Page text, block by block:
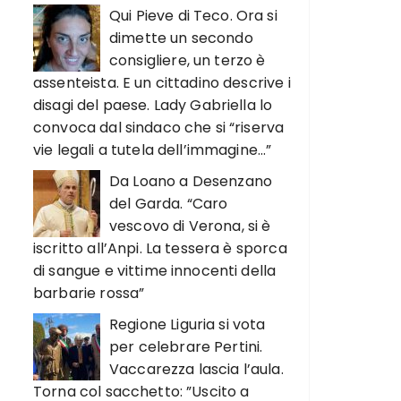
Qui Pieve di Teco. Ora si
dimette un secondo
consigliere, un terzo è
assenteista. E un cittadino descrive i
disagi del paese. Lady Gabriella lo
convoca dal sindaco che si “riserva
vie legali a tutela dell’immagine…”
Da Loano a Desenzano
del Garda. “Caro
vescovo di Verona, si è
iscritto all’Anpi. La tessera è sporca
di sangue e vittime innocenti della
barbarie rossa”
Regione Liguria si vota
per celebrare Pertini.
Vaccarezza lascia l’aula.
Torna col sacchetto: ”Uscito a